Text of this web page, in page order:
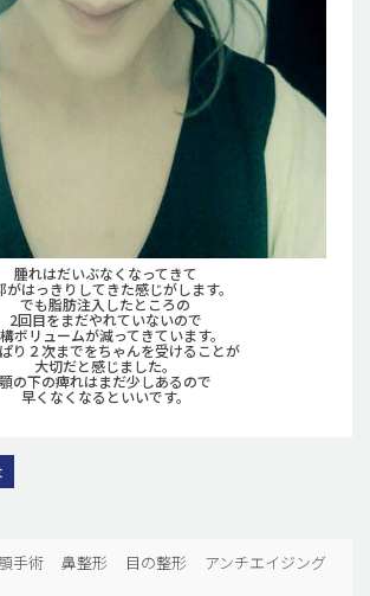
腫れはだいぶなくなってきて
がはっきりしてきた感じがします。
でも脂肪注入したところの
2回目をまだやれていないので
ボリュームが減ってきています。
り２次までをちゃんを受けることが
大切だと感じました。
顎の下の痺れはまだ少しあるので
早くなくなるといいです。
手術 鼻整形 目の整形 アンチエイジング